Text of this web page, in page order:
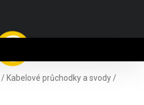
/ Kabelové průchodky a svody /